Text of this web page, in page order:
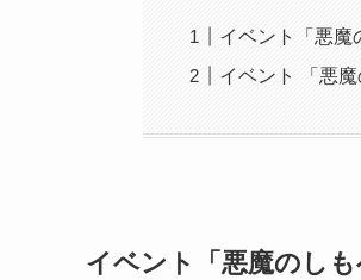
イベント「悪魔
イベント 「悪
イベント「悪魔のし